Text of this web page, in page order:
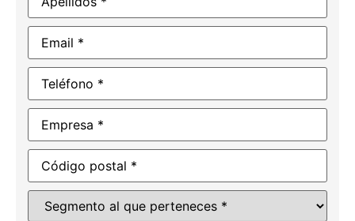
Email
Teléfono
Empresa
Código
postal
al que